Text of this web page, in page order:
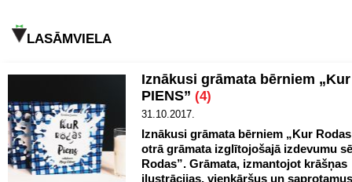
LASĀMVIELA
Iznākusi grāmata bērniem
PIENS” (4)
31.10.2017.
Iznākusi grāmata bērniem „Kur
otrā grāmata izglītojošajā izdevumu
Rodas”. Grāmata, izmantojot krāšņas
ilustrācijas, vienkāršus un